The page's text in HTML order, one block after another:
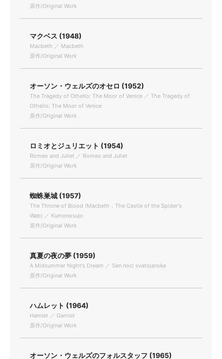
原作/Original Work
マクベス (1948)
Macbeth ／ Macbeth
原作/Original Work
オーソン・ウェルズのオセロ (1952)
The Tragedy of Othello: The Moor of Venice ／ The Tragedy of
Othello: The Moor of Venice
原作/Original Work
ロミオとジュリエット (1954)
Romeo and Juliet ／ Romeo and Juliet
原作/Original Work
蜘蛛巣城 (1957)
The Throne of Blood (Macbeth，The Castle of the Spider's
Wab) ／ Kumonosujo
原作/Original Work
真夏の夜の夢 (1959)
A Midsummer Night's Dream ／ Sen noci svatojanske
原作/Original Work
ハムレット (1964)
Hamlet ／ Gamlet
原作/Original Work
オーソン・ウェルズのフォルスタッフ (1965)